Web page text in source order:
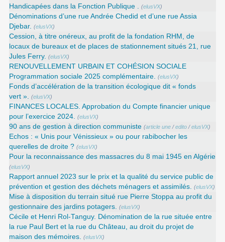
Handicapées dans la Fonction Publique . (elusVX)
Dénominations d’une rue Andrée Chedid et d’une rue Assia
Djebar.
(elusVX)
Cession, à titre onéreux, au profit de la fondation RHM, de
locaux de bureaux et de places de stationnement situés 21, rue
Jules Ferry.
(elusVX)
RENOUVELLEMENT URBAIN ET COHÉSION SOCIALE
Programmation sociale 2025 complémentaire.
(elusVX)
Fonds d’accélération de la transition écologique dit « fonds
vert ».
(elusVX)
FINANCES LOCALES. Approbation du Compte financier unique
pour l’exercice 2024.
(elusVX)
90 ans de gestion à direction communiste (article une /edito /elusVX)
Echos : « Unis pour Vénissieux » ou pour rabibocher les
querelles de droite ? (elusVX)
Pour la reconnaissance des massacres du 8 mai 1945 en Algérie
(elusVX)
Rapport annuel 2023 sur le prix et la qualité du service public de
prévention et gestion des déchets ménagers et assimilés.
(elusVX)
Mise à disposition du terrain situé rue Pierre Stoppa au profit du
gestionnaire des jardins potagers.
(elusVX)
Cécile et Henri Rol-Tanguy. Dénomination de la rue située entre
la rue Paul Bert et la rue du Château, au droit du projet de
maison des mémoires.
(elusVX)